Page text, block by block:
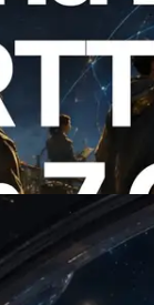
Slot API
toàn cầu —
chính